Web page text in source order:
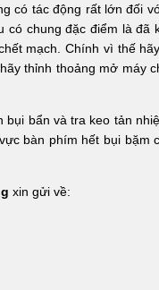
có tác động rất lớn đối
có chung đặc điểm là đã
mạch. Chính vì thế
thỉnh thoảng mở máy
bụi bẩn và tra keo tản
bàn phím hết bụi bặm
xin gửi về: